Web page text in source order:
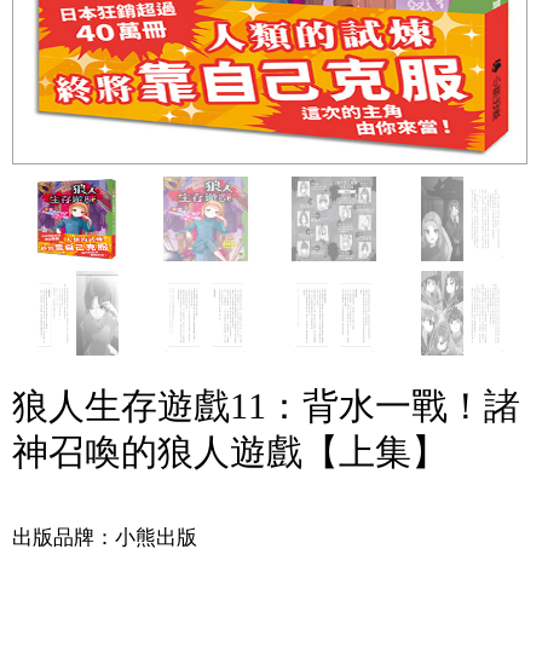
狼人生存遊戲11：背水一戰！諸
神召喚的狼人遊戲【上集】
出版品牌：小熊出版